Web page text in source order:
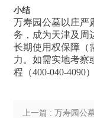
小结
万寿园公墓以庄严
务，成为天津及周
长期使用权保障（
力。如需实地考察
程（400-040-4090）
上一篇 : 万寿园公